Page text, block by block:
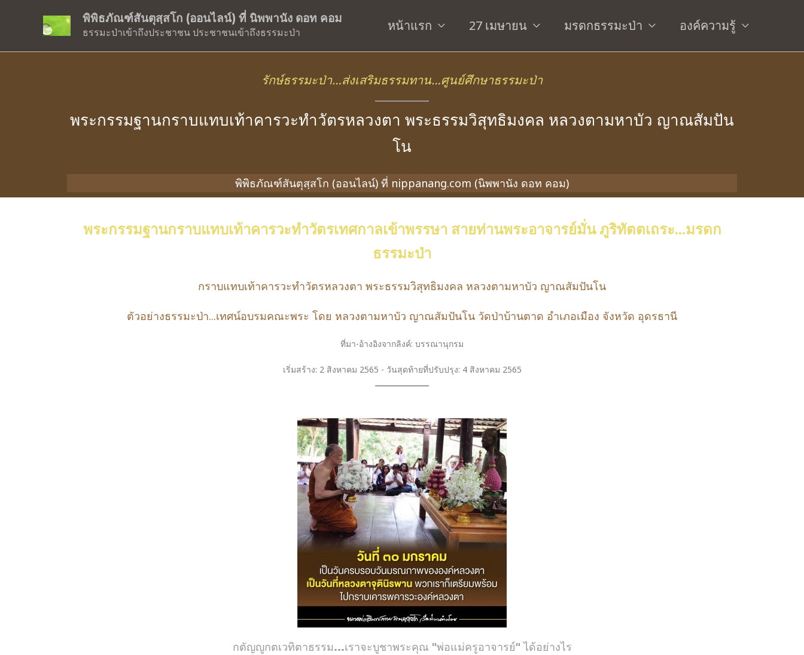
พิพิธภัณฑ์สันตุสฺสโก (ออนไลน์) ที่ นิพพานัง ดอท คอม
ธรรมะป่าเข้าถึงประชาชน ประชาชนเข้าถึงธรรมะป่า หน้าแรก 27 เมษายน มรดกธรรมะป่า องค์ความรู้
รักษ์ธรรมะป่า…ส่งเสริมธรรมทาน…ศูนย์ศึกษาธรรมะป่า
พระกรรมฐานกราบแทบเท้าคารวะทำวัตรหลวงตา พระธรรมวิสุทธิมงคล หลวงตามหาบัว ญาณสัมปัน
โน
พิพิธภัณฑ์สันตุสฺสโก (ออนไลน์) ที่ nippanang.com (นิพพานัง ดอท คอม)
พระกรรมฐานกราบแทบเท้าคารวะทำวัตรเทศกาลเข้าพรรษา สายท่านพระอาจารย์มั่น ภูริทัตตเถระ...มรดก
ธรรมะป่า
กราบแทบเท้าคารวะทำวัตรหลวงตา พระธรรมวิสุทธิมงคล หลวงตามหาบัว ญาณสัมปันโน
ตัวอย่างธรรมะป่า...เทศน์อบรมคณะพระ โดย หลวงตามหาบัว ญาณสัมปันโน วัดป่าบ้านตาด อำเภอเมือง จังหวัด อุดรธานี
ที่มา-อ้างอิงจากลิงค์: บรรณานุกรม
เริ่มสร้าง: 2 สิงหาคม 2565 - วันสุดท้ายที่ปรับปรุง: 4 สิงหาคม 2565
กตัญญูกตเวทิตาธรรม...เราจะบูชาพระคุณ "พ่อแม่ครูอาจารย์" ได้อย่างไร